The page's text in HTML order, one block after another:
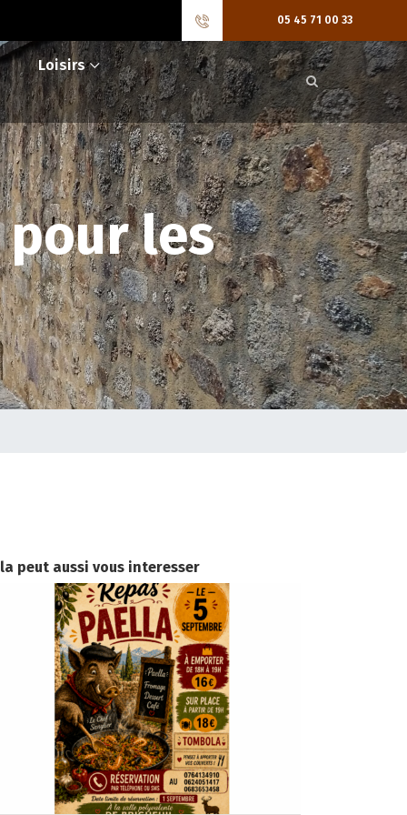
05 45 71 00 33
Loisirs
les
peut aussi vous interesser